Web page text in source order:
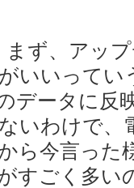
まず、アッ
いいって
データに反
いわけで、
ら今言った
すごく多い